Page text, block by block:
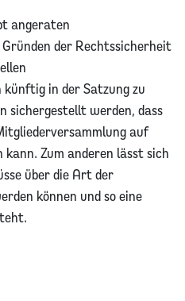
angeraten
der Rechtssicherheit
in der Satzung zu
sichergestellt werden, dass
auf
Zum anderen lässt sich
über die Art der
können und so eine